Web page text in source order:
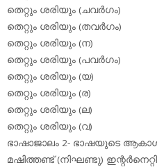
തെറ്റും ശരിയും (ചവര്‍ഗം)
തെറ്റും ശരിയും (തവര്‍ഗം)
തെറ്റും ശരിയും (ന)
തെറ്റും ശരിയും (പവര്‍ഗം)
തെറ്റും ശരിയും (യ)
തെറ്റും ശരിയും (ര)
തെറ്റും ശരിയും (ല)
തെറ്റും ശരിയും (വ)
ഭാഷാജാലം 2- ഭാഷയുടെ
മഷിത്തണ്ട് (നിഘണ്ടു)